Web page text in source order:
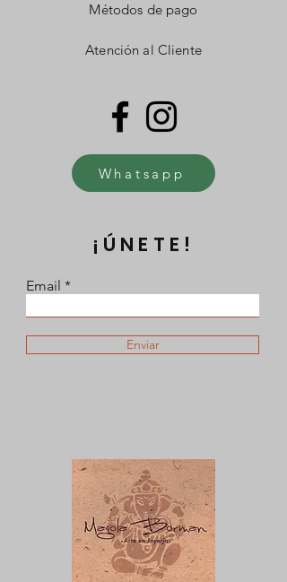
Métodos de pago
Atención al Cliente
Whatsapp
¡ÚNETE!
Email
Enviar